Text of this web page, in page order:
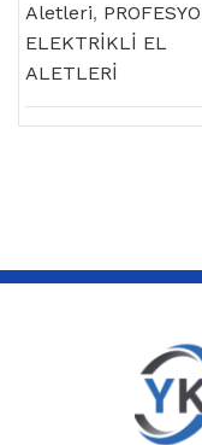
Aletleri,
ELEKTRİKLİ EL
ALETLERİ